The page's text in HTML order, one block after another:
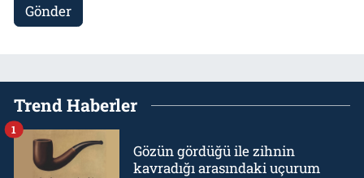
Gönder
Trend Haberler
Gözün gördüğü ile zihnin
kavradığı arasındaki uçurum
1